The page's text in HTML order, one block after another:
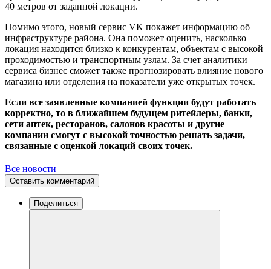
40 метров от заданной локации.
Помимо этого, новый сервис VK покажет информацию об
инфраструктуре района. Она поможет оценить, насколько
локация находится близко к конкурентам, объектам с высокой
проходимостью и транспортным узлам. За счет аналитики
сервиса бизнес сможет также прогнозировать влияние нового
магазина или отделения на показатели уже открытых точек.
Если все заявленные компанией функции будут работать
корректно, то в ближайшем будущем ритейлеры, банки,
сети аптек, ресторанов, салонов красоты и другие
компании смогут с высокой точностью решать задачи,
связанные с оценкой локаций своих точек.
Все новости
Оставить комментарий
Поделиться